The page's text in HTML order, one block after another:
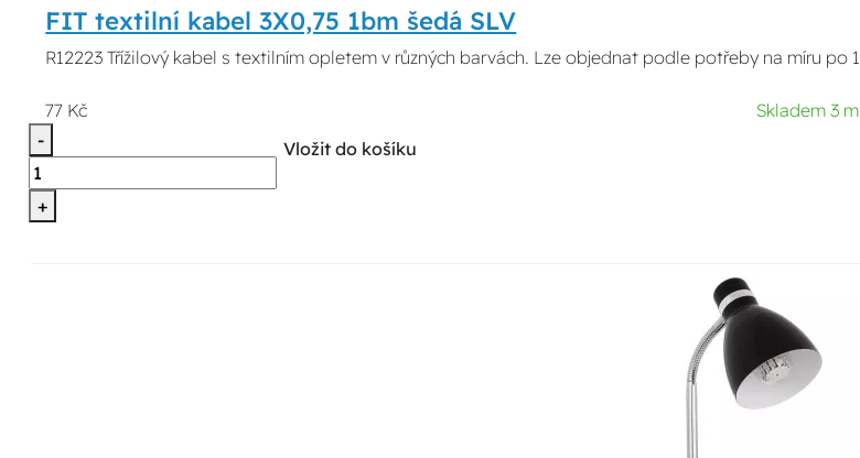
FIT textilní kabel 3X0,75 1bm šedá SLV
R12223 Třížilový kabel s textilním opletem v různých barvách. Lze objednat podle potřeby na míru po 1
77 Kč
Skladem 3 m
-
+
Vložit do košíku